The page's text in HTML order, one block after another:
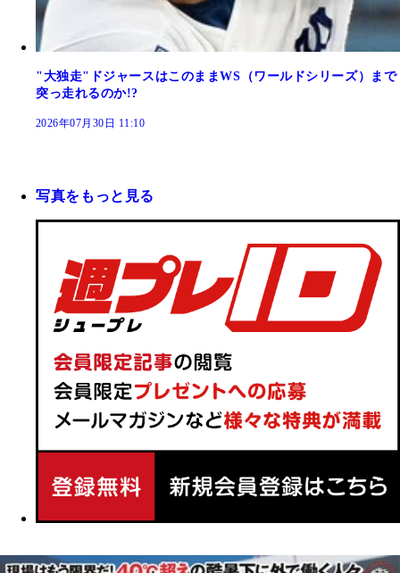
"大独走"ドジャースはこのままWS（ワールドシリーズ）まで
突っ走れるのか!?
2026年07月30日 11:10
写真をもっと見る